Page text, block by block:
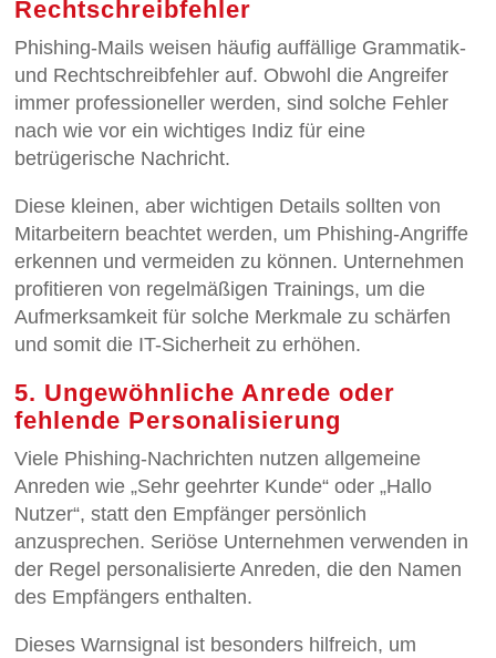
Rechtschreibfehler
Phishing-Mails weisen häufig auffällige Grammatik-
und Rechtschreibfehler auf. Obwohl die Angreifer
immer professioneller werden, sind solche Fehler
nach wie vor ein wichtiges Indiz für eine
betrügerische Nachricht.
Diese kleinen, aber wichtigen Details sollten von
Mitarbeitern beachtet werden, um Phishing-Angriffe
erkennen und vermeiden zu können. Unternehmen
profitieren von regelmäßigen Trainings, um die
Aufmerksamkeit für solche Merkmale zu schärfen
und somit die IT-Sicherheit zu erhöhen.
5. Ungewöhnliche Anrede oder
fehlende Personalisierung
Viele Phishing-Nachrichten nutzen allgemeine
Anreden wie „Sehr geehrter Kunde“ oder „Hallo
Nutzer“, statt den Empfänger persönlich
anzusprechen. Seriöse Unternehmen verwenden in
der Regel personalisierte Anreden, die den Namen
des Empfängers enthalten.
Dieses Warnsignal ist besonders hilfreich, um